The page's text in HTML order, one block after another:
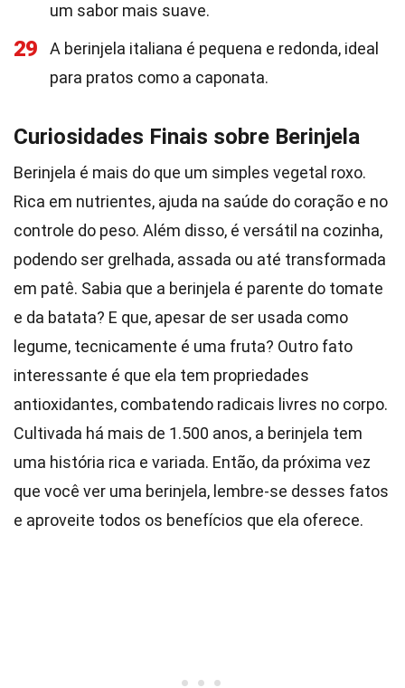
um sabor mais suave.
29
A berinjela italiana é pequena e redonda, ideal
para pratos como a caponata.
Curiosidades Finais sobre Berinjela
Berinjela é mais do que um simples vegetal roxo.
Rica em nutrientes, ajuda na saúde do coração e no
controle do peso. Além disso, é versátil na cozinha,
podendo ser grelhada, assada ou até transformada
em patê. Sabia que a berinjela é parente do tomate
e da batata? E que, apesar de ser usada como
legume, tecnicamente é uma fruta? Outro fato
interessante é que ela tem propriedades
antioxidantes, combatendo radicais livres no corpo.
Cultivada há mais de 1.500 anos, a berinjela tem
uma história rica e variada. Então, da próxima vez
que você ver uma berinjela, lembre-se desses fatos
e aproveite todos os benefícios que ela oferece.